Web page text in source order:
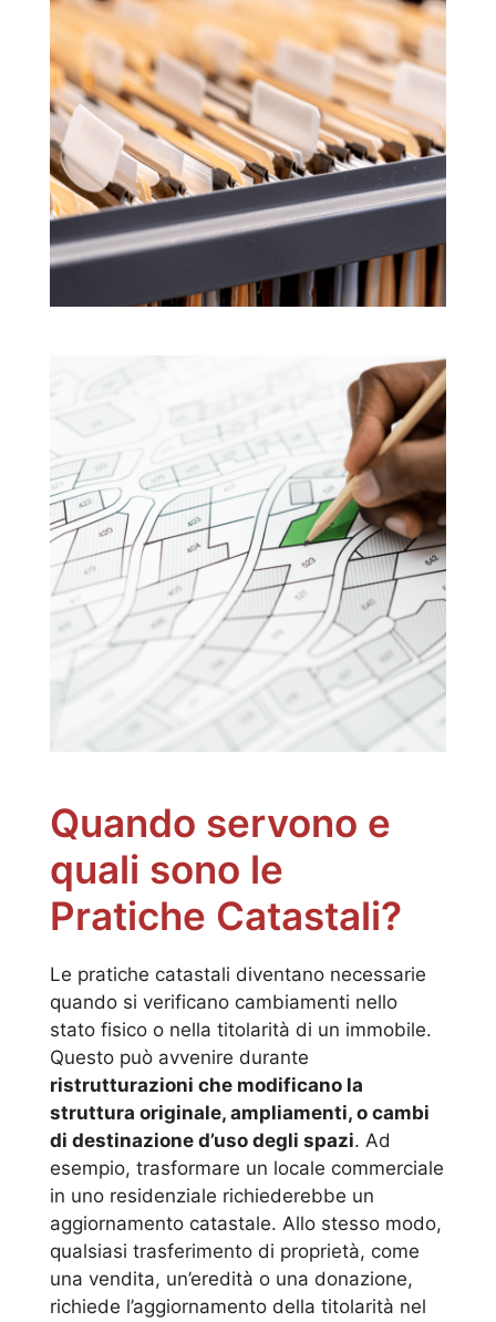
Quando servono e
quali sono le
Pratiche Catastali?
Le pratiche catastali diventano necessarie
quando si verificano cambiamenti nello
stato fisico o nella titolarità di un immobile.
Questo può avvenire durante
ristrutturazioni che modificano la
struttura originale, ampliamenti, o cambi
di destinazione d’uso degli spazi. Ad
esempio, trasformare un locale commerciale
in uno residenziale richiederebbe un
aggiornamento catastale. Allo stesso modo,
qualsiasi trasferimento di proprietà, come
una vendita, un’eredità o una donazione,
richiede l’aggiornamento della titolarità nel